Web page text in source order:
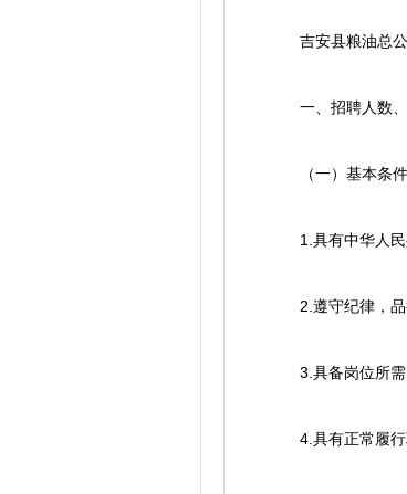
吉安县粮油总
一、招聘人数、
（一）基本条件
1.具有中华人民
2.遵守纪律，品
3.具备岗位所需
4.具有正常履行